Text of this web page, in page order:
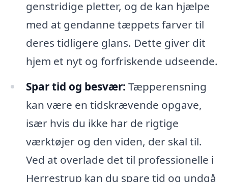
genstridige pletter, og de kan hjælpe
med at gendanne tæppets farver til
deres tidligere glans. Dette giver dit
hjem et nyt og forfriskende udseende.
Spar tid og besvær: Tæpperensning
kan være en tidskrævende opgave,
især hvis du ikke har de rigtige
værktøjer og den viden, der skal til.
Ved at overlade det til professionelle i
Herrestrup kan du spare tid og undgå